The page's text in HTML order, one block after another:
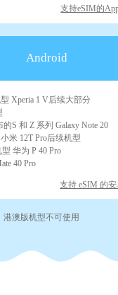
支持eSIM的
Android
Xperia 1 V后续大部分
S 和 Z 系列 Galaxy Note 20
米 12T Pro后续机型
华为 P 40 Pro
40 Pro
支持 eSIM 的
澳版机型不可使用